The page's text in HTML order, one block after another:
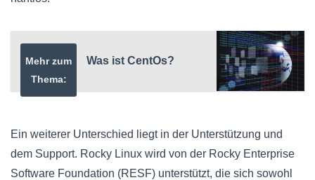
Mehr zum
Thema:
Was ist CentOs?
Ein weiterer Unterschied liegt in der Unterstützung und
dem Support. Rocky Linux wird von der Rocky Enterprise
Software Foundation (RESF) unterstützt, die sich sowohl